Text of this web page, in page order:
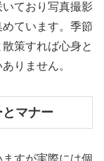
ており写真撮影
ています。季節
策すれば心身と
りません。
マナー
すが実際には個